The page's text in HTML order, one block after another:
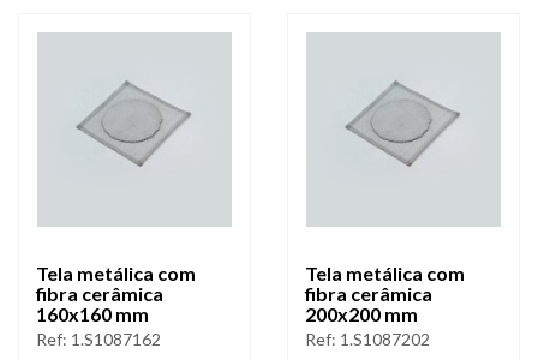
Tela metálica com
fibra cerâmica
160x160 mm
Ref: 1.S1087162
Tela metálica com
fibra cerâmica
200x200 mm
Ref: 1.S1087202